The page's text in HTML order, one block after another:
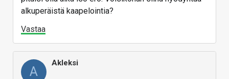
alkuperäistä kaapelointia?
Vastaa
A
Akleksi